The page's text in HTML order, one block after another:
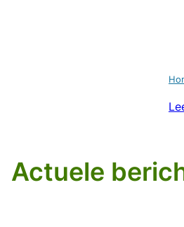
Actuele